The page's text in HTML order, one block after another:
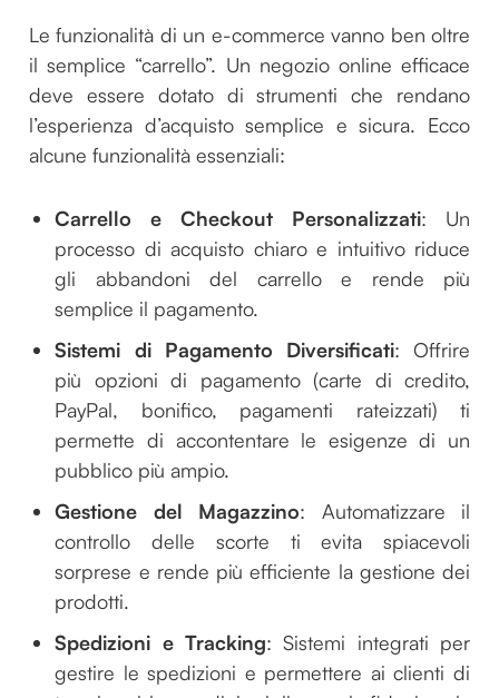
Le funzionalità di un e-commerce vanno ben oltre
il semplice “carrello”. Un negozio online efficace
deve essere dotato di strumenti che rendano
l’esperienza d’acquisto semplice e sicura. Ecco
alcune funzionalità essenziali:
Carrello e Checkout Personalizzati: Un
processo di acquisto chiaro e intuitivo riduce
gli abbandoni del carrello e rende più
semplice il pagamento.
Sistemi di Pagamento Diversificati: Offrire
più opzioni di pagamento (carte di credito,
PayPal, bonifico, pagamenti rateizzati) ti
permette di accontentare le esigenze di un
pubblico più ampio.
Gestione del Magazzino: Automatizzare il
controllo delle scorte ti evita spiacevoli
sorprese e rende più efficiente la gestione dei
prodotti.
Spedizioni e Tracking: Sistemi integrati per
gestire le spedizioni e permettere ai clienti di